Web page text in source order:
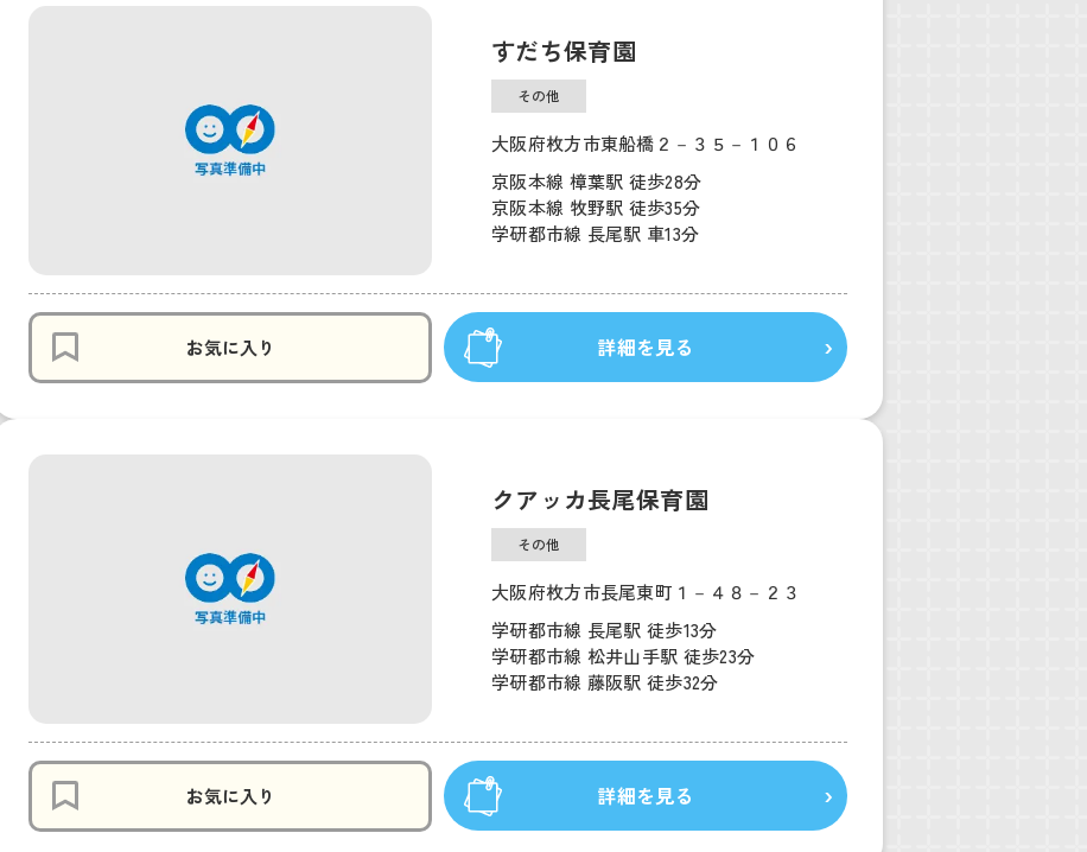
すだち保育園
その他
大阪府枚方市東船橋２－３５－１０６
京阪本線 樟葉駅 徒歩28分
京阪本線 牧野駅 徒歩35分
学研都市線 長尾駅 車13分
お気に入り 詳細を見る
クアッカ長尾保育園
その他
大阪府枚方市長尾東町１－４８－２３
学研都市線 長尾駅 徒歩13分
学研都市線 松井山手駅 徒歩23分
学研都市線 藤阪駅 徒歩32分
お気に入り 詳細を見る